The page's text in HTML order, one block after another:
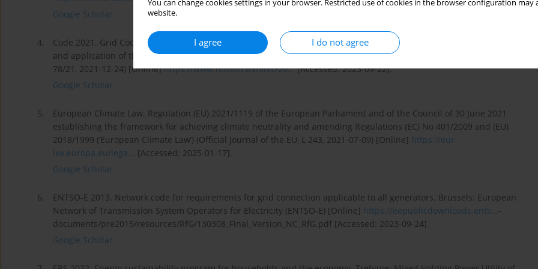
You can change cookies settings in your browser. Restricted use of cookies in the browser configuration
website.
I agree I do not agree
Google Scholar
4.
Code 2021. Grid Code of Independent System Operator in Bosnia and Herzegovina adopted by Decision on aproval
and application of the Grid Code of the BiH State Electricity Regulatory Commission (Official Gazette of BiH, No.
78/21, 2021-12-24) [Online]https://www.nosbih.ba/files/20...[Accessed: 2023-09-22].
Google Scholar
5.
European Climate Law. Regulation (EU) 2021/1119 of the European Parliament and of the Council of 30 June 2021
establishing the framework for achieving climate neutrality and amending Regulations (EC) No 401/2009 and (EU)
2018/1999 (‘European Climate Law’) (Official Journal of the EU, L 243, 2021-07-09) [Online] https://eur-
lex.europa.eu/lega... [Accessed: 2025-01-17].
Google Scholar
6.
ENTSO-E 2013. Network code for requirements for grid connection applicable to all generators. Brussels: European
Network of Transmission System Operators for Electricity (ENTSO-E) [Online] https://eepublicdownloads.ents...-
documents/pre2015/resources/RfG/130308_Final_Version_NC_RfG.pdf [Accessed: 2023-09-24].
Google Scholar